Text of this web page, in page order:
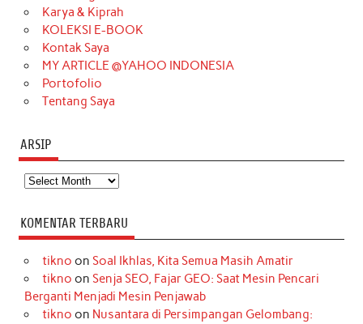
k
a
m
Karya & Kiprah
KOLEKSI E-BOOK
Kontak Saya
MY ARTICLE @YAHOO INDONESIA
Portofolio
Tentang Saya
ARSIP
Arsip
KOMENTAR TERBARU
tikno on Soal Ikhlas, Kita Semua Masih Amatir
tikno on Senja SEO, Fajar GEO: Saat Mesin Pencari
Berganti Menjadi Mesin Penjawab
tikno on Nusantara di Persimpangan Gelombang: